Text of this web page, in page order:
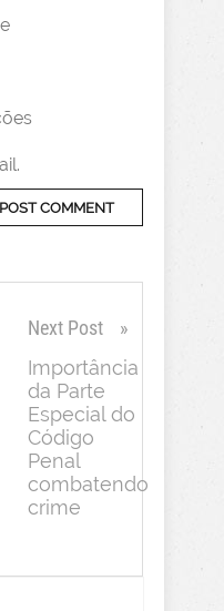
Next Post
Importância
da Parte
Especial do
Código
Penal
combatendo
crime